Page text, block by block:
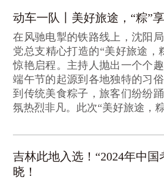
动车一队丨美好旅途，“粽”
在风驰电掣的铁路线上，沈阳
党总支精心打造的“美好旅途，
惊艳启程。主持人抛出一个个
端午节的起源到各地独特的习
到传统美食粽子，旅客们纷纷
氛热烈非凡。此次“美好旅途，
吉林此地入选！“2024年中国
晓！